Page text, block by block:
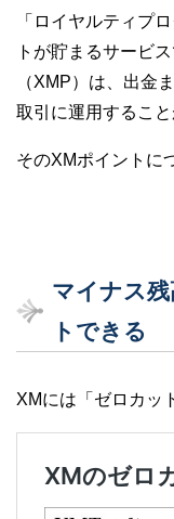
「ロイヤルティプ
トが貯まるサービ
（XMP）は、出金
取引に運用すること
そのXMポイントに
マイナス
トできる
XMには「ゼロカッ